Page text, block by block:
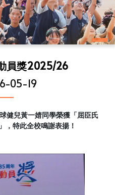
員獎2025/26
05-19
健兒黃一婧同學榮獲「屈臣氏
特此全校鳴謝表揚！